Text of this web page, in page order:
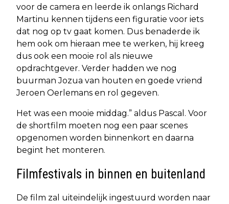
voor de camera en leerde ik onlangs Richard
Martinu kennen tijdens een figuratie voor iets
dat nog op tv gaat komen. Dus benaderde ik
hem ook om hieraan mee te werken, hij kreeg
dus ook een mooie rol als nieuwe
opdrachtgever. Verder hadden we nog
buurman Jozua van houten en goede vriend
Jeroen Oerlemans en rol gegeven.
Het was een mooie middag.” aldus Pascal. Voor
de shortfilm moeten nog een paar scenes
opgenomen worden binnenkort en daarna
begint het monteren.
Filmfestivals in binnen en buitenland
De film zal uiteindelijk ingestuurd worden naar